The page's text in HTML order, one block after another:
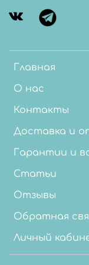
Главная
О нас
Контакты
Доставка и
Гарантии и
Статьи
Отзывы
Обратная
Личный